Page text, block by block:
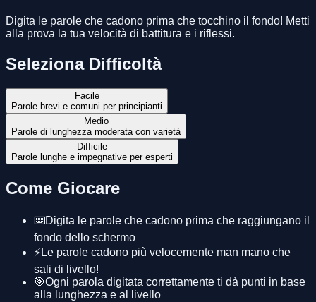
Digita le parole che cadono prima che tocchino il fondo! Metti
alla prova la tua velocità di battitura e i riflessi.
Seleziona Difficoltà
Facile
Parole brevi e comuni per principianti
Medio
Parole di lunghezza moderata con varietà
Difficile
Parole lunghe e impegnative per esperti
Come Giocare
⌨️Digita le parole che cadono prima che raggiungano il
fondo dello schermo
⚡Le parole cadono più velocemente man mano che
sali di livello!
🎯Ogni parola digitata correttamente ti dà punti in base
alla lunghezza e al livello